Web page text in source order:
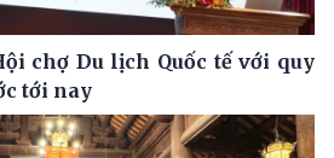
chợ Du lịch Quốc tế với quy
tới nay